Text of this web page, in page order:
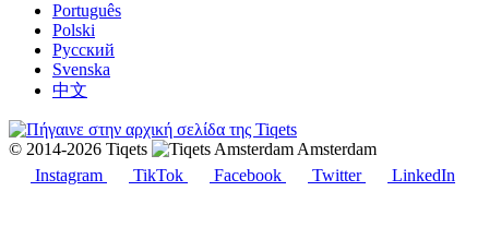
Português
Polski
Русский
Svenska
中文
© 2014-2026 Tiqets
Amsterdam
Instagram
TikTok Facebook Twitter LinkedIn